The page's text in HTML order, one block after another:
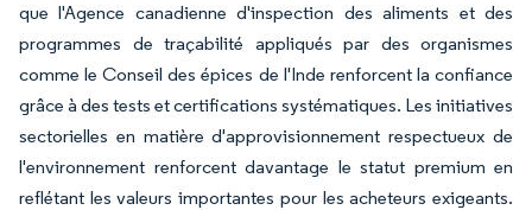
que l'Agence canadienne d'inspection des aliments et des
programmes de traçabilité appliqués par des organismes
comme le Conseil des épices de l'Inde renforcent la confiance
grâce à des tests et certifications systématiques. Les initiatives
sectorielles en matière d'approvisionnement respectueux de
l'environnement renforcent davantage le statut premium en
reflétant les valeurs importantes pour les acheteurs exigeants.